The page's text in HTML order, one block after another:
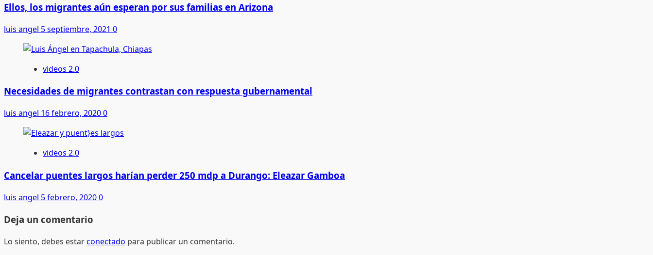
Ellos, los migrantes aún esperan por sus familias en Arizona
luis angel 5 septiembre, 2021 0
videos 2.0
Necesidades de migrantes contrastan con respuesta gubernamental
luis angel 16 febrero, 20200
videos 2.0
Cancelar puentes largos harían perder 250 mdp a Durango: Eleazar Gamboa
luis angel 5 febrero, 20200
Deja un comentario
Lo siento, debes estarconectado para publicar un comentario.